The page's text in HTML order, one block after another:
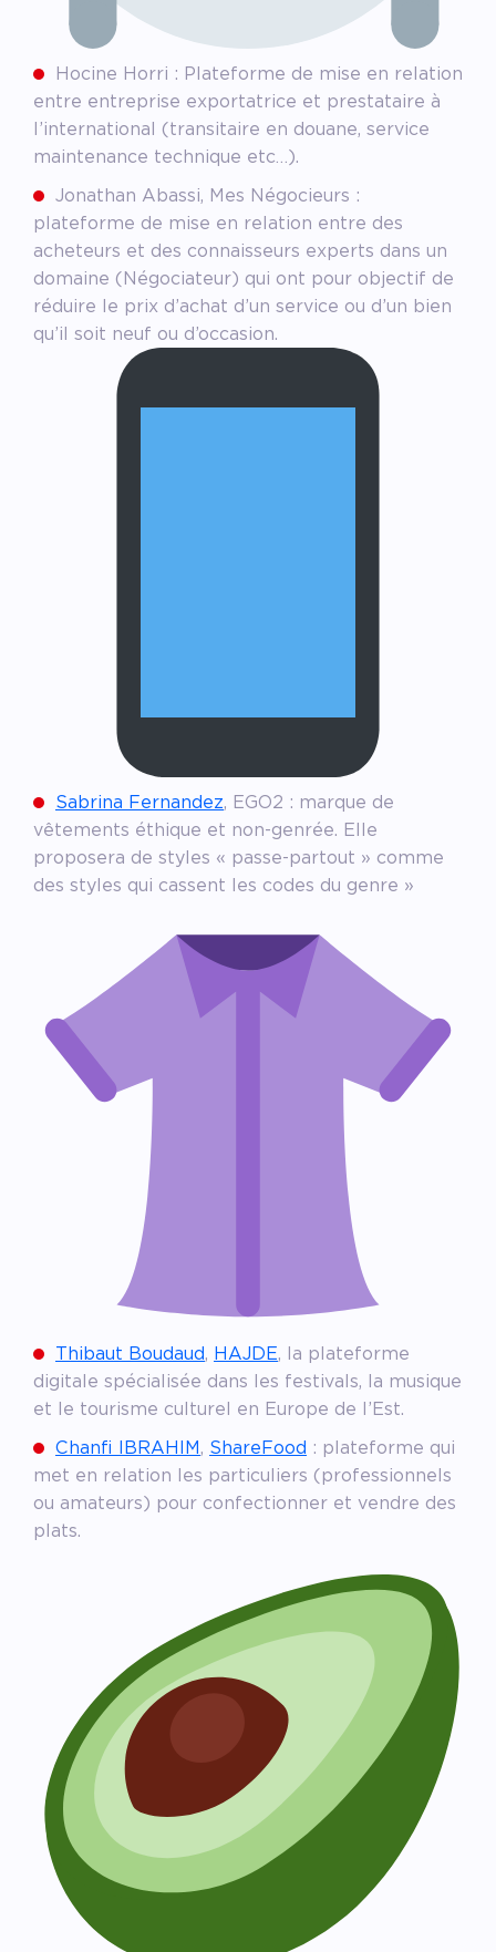
Hocine Horri : Plateforme de mise en relation
entre entreprise exportatrice et prestataire à
l’international (transitaire en douane, service
maintenance technique etc…).
Jonathan Abassi, Mes Négocieurs :
plateforme de mise en relation entre des
acheteurs et des connaisseurs experts dans un
domaine (Négociateur) qui ont pour objectif de
réduire le prix d’achat d’un service ou d’un bien
qu’il soit neuf ou d’occasion.
Sabrina Fernandez, EGO2 : marque de
vêtements éthique et non-genrée. Elle
proposera de styles « passe-partout » comme
des styles qui cassent les codes du genre »
Thibaut Boudaud, HAJDE, la plateforme
digitale spécialisée dans les festivals, la musique
et le tourisme culturel en Europe de l’Est.
Chanfi IBRAHIM, ShareFood : plateforme qui
met en relation les particuliers (professionnels
ou amateurs) pour confectionner et vendre des
plats.